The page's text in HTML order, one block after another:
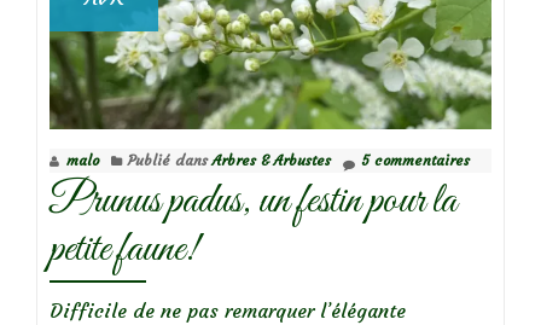
malo Publié dansArbres & Arbustes 5 commentaires
Prunus padus, un festin pour la
petite faune!
Difficile de ne pas remarquer l’élégante